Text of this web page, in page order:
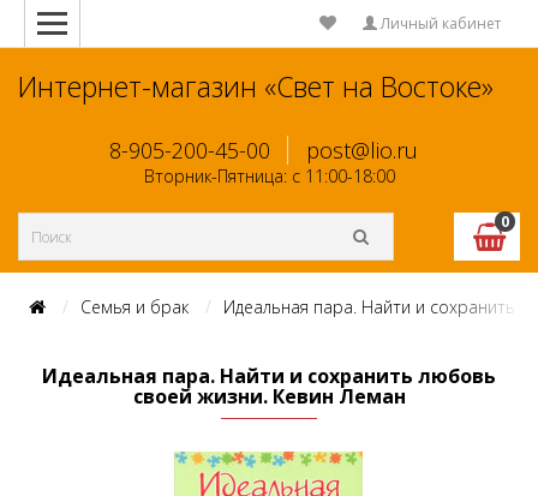
Личный кабинет
Интернет-магазин «Свет на Востоке»
8-905-200-45-00 post@lio.ru
Вторник-Пятница: с 11:00-18:00
0
Семья и брак Идеальная пара. Найти и сохранить
Идеальная пара. Найти и сохранить любовь
своей жизни. Кевин Леман